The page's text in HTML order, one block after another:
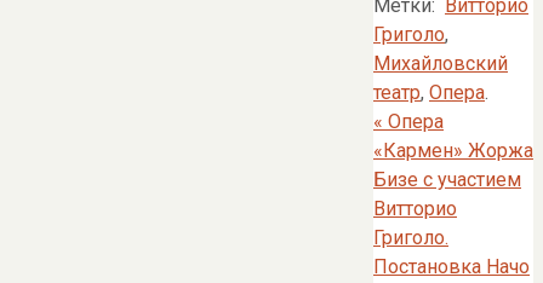
Метки:
Витторио
Григоло,
Михайловский
театр, Опера.
« Опера
«Кармен» Жоржа
Бизе с участием
Витторио
Григоло.
Постановка Начо